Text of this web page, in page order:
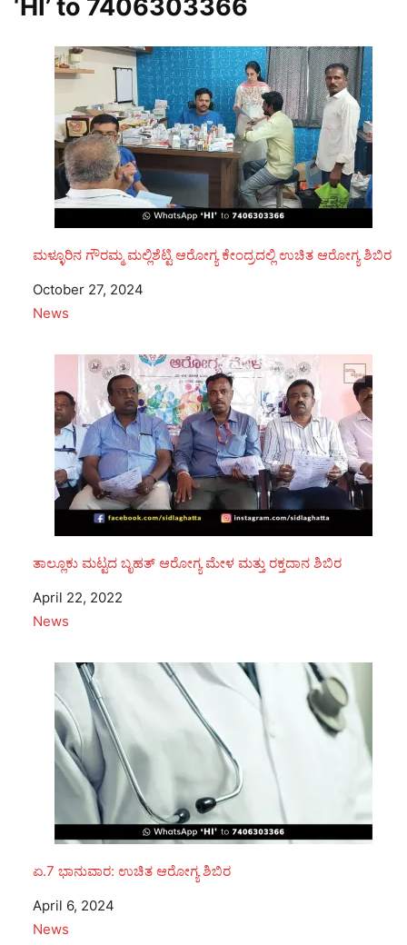
‘HI’ to 7406303366
ಮಳ್ಳೂರಿನ ಗೌರಮ್ಮ ಮಲ್ಲಿಶೆಟ್ಟಿ ಆರೋಗ್ಯ ಕೇಂದ್ರದಲ್ಲಿ ಉಚಿತ ಆರೋಗ್ಯ ಶಿಬಿರ
Date
October 27, 2024
In relation to
News
ತಾಲ್ಲೂಕು ಮಟ್ಟದ ಬೃಹತ್ ಆರೋಗ್ಯ‌ ಮೇಳ ಮತ್ತು ರಕ್ತದಾನ ಶಿಬಿರ
Date
April 22, 2022
In relation to
News
ಏ.7 ಭಾನುವಾರ: ಉಚಿತ ಆರೋಗ್ಯ ಶಿಬಿರ
Date
April 6, 2024
In relation to
News